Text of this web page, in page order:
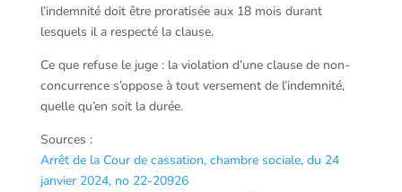
l’indemnité doit être proratisée aux 18 mois durant
lesquels il a respecté la clause.
Ce que refuse le juge : la violation d’une clause de non-
concurrence s’oppose à tout versement de l’indemnité,
quelle qu’en soit la durée.
Sources :
Arrêt de la Cour de cassation, chambre sociale, du 24
janvier 2024, no 22-20926